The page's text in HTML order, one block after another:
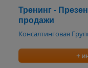
Тренинг -
продажи
Консалтинговая
+